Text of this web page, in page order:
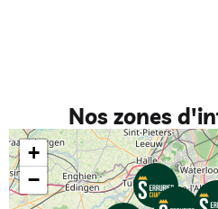
Nos zones
+
−